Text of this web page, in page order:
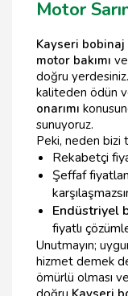
Motor
Kayseri bobinaj
motor bakımı ve
doğru
kaliteden ödün
onarımı
sunuyoruz.
Peki, neden bizi
Rekabetçi
Şeffaf
Endüstriyel
fiyatlı
Unutmayın;
hizmet demek
ömürlü olması